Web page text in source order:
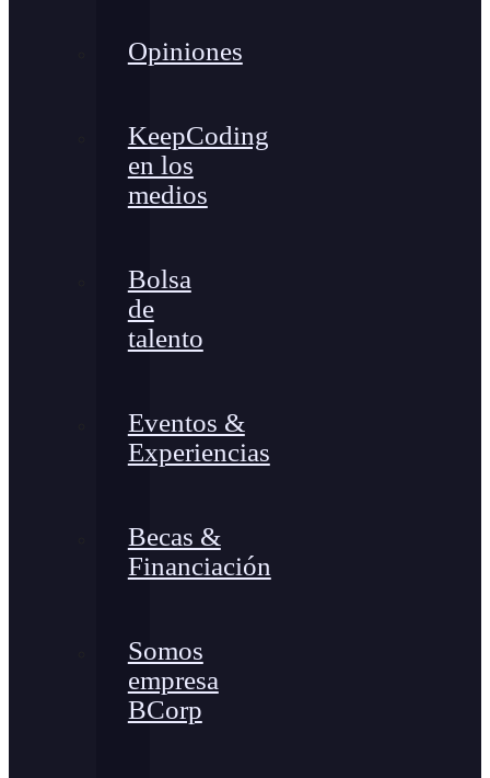
Opiniones
KeepCoding
en los
medios
Bolsa
de
talento
Eventos &
Experiencias
Becas &
Financiación
Somos
empresa
BCorp